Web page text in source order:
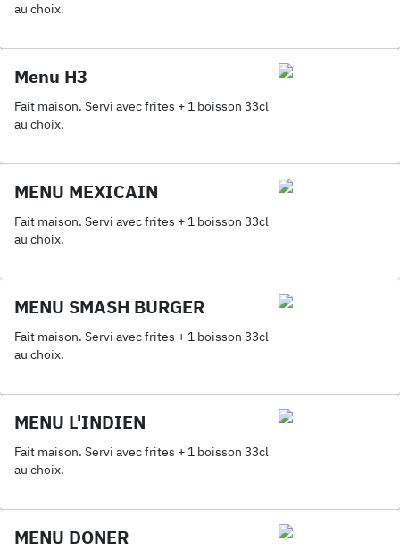
au choix.
Menu H3
Fait maison. Servi avec frites + 1 boisson 33cl
au choix.
MENU MEXICAIN
Fait maison. Servi avec frites + 1 boisson 33cl
au choix.
MENU SMASH BURGER
Fait maison. Servi avec frites + 1 boisson 33cl
au choix.
MENU L'INDIEN
Fait maison. Servi avec frites + 1 boisson 33cl
au choix.
MENU DONER